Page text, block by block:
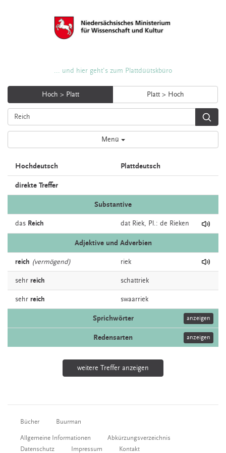
... und hier geht's zum Plattdüütskbüro
Hoch > Platt Platt > Hoch
Menü
Hochdeutsch Plattdeutsch
direkte Treffer
Substantive
das Reich dat Riek, Pl.: de Rieken
Adjektive und Adverbien
reich (vermögend) riek
sehr reich schattriek
sehr reich swaarriek
Sprichwörter anzeigen
Redensarten anzeigen
weitere Treffer anzeigen
Bücher Buurman
Allgemeine Informationen
Abkürzungsverzeichnis
Datenschutz
Impressum Kontakt